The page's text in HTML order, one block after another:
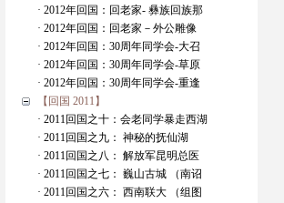
· 2012年回国：回老家- 彝族回族那
· 2012年回国：回老家－外公雕像
· 2012年回国：30周年同学会-大召
· 2012年回国：30周年同学会-草原
· 2012年回国：30周年同学会-重逢
【回国 2011】
· 2011回国之十：会老同学暴走西湖
· 2011回国之九： 神秘的抚仙湖
· 2011回国之八： 解放军昆明总医
· 2011回国之七： 巍山古城 （南诏
· 2011回国之六： 西南联大 （组图